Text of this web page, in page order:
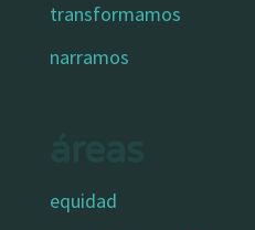
transformamos
narramos
equidad